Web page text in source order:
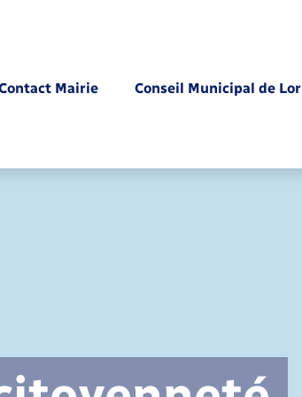
Mairie Conseil Municipal de